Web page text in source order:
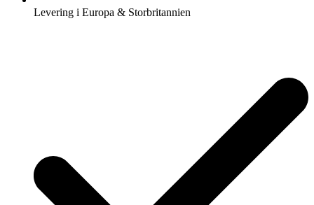
Levering i Europa & Storbritannien